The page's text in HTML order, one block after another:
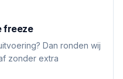
freeze
Dan ronden wij
zonder extra